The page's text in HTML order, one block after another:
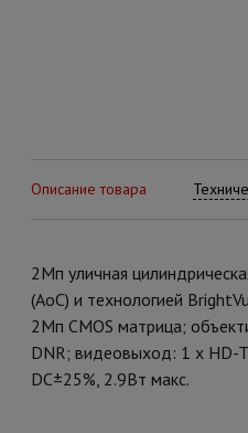
Описание товара
2Мп уличная
(AoC) и технологией BrightVu
2Мп CMOS матрица;
DNR; видеовыход: 1 х HD-
DC±25%, 2.9Вт макс.